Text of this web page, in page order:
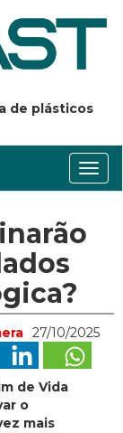
de plásticos
27/10/2025
de Vida
o
mais